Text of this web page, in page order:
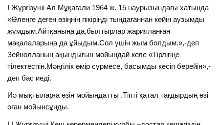
I Жүргізуші Ал Мұқағали 1964 ж. 15 наурызындағы хатында
«Өлеңге деген өзіңнің пікіріңді тыңдағаннан кейін аузымды
жұмдым.Айтқаныңа да,былтырлар жарияланған
мақалаларыңа да ұйыдым.Сол үшін жым болдым.»,-деп
Зейнолланың ақындығын мойындай келе «Тірлігіңе
тілектеспін.Мәңгілік өмір сүрмесе, басымды кесіп берейін»,-
деп бас иеді.
Иә мықтыларға өзін мойындатты .Тіпті қатал тағдырдың өзі
оған мойынсұнды.